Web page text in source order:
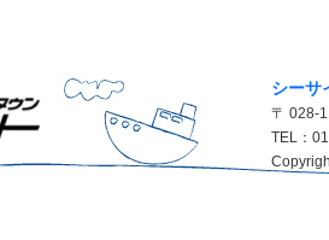
シー
〒 028-
TEL：